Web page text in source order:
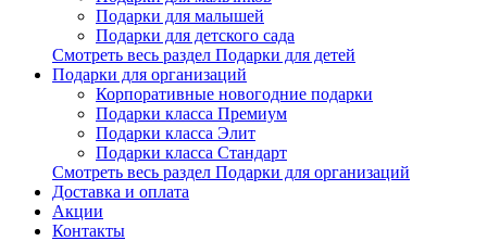
Подарки для малышей
Подарки для детского сада
Смотреть весь раздел Подарки для детей
Подарки для организаций
Корпоративные новогодние подарки
Подарки класса Премиум
Подарки класса Элит
Подарки класса Стандарт
Смотреть весь раздел Подарки для организаций
Доставка и оплата
Акции
Контакты